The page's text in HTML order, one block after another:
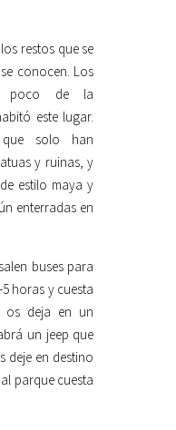
restos que se
conocen. Los
poco de la
este lugar.
que solo han
y ruinas, y
estilo maya y
enterradas en
buses para
horas y cuesta
os deja en un
un jeep que
deje en destino
parque cuesta